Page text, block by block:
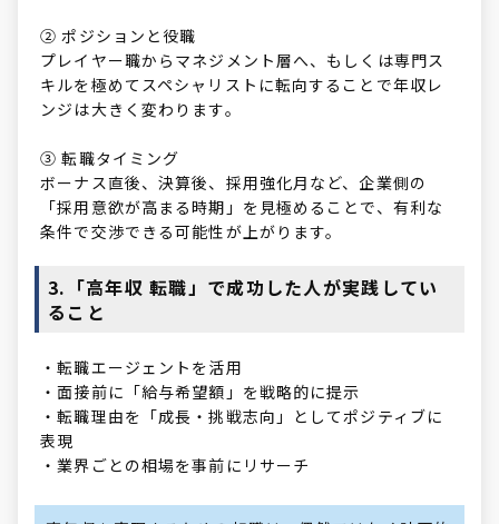
② ポジションと役職
プレイヤー職からマネジメント層へ、もしくは専門ス
キルを極めてスペシャリストに転向することで年収レ
ンジは大きく変わります。
③ 転職タイミング
ボーナス直後、決算後、採用強化月など、企業側の
「採用意欲が高まる時期」を見極めることで、有利な
条件で交渉できる可能性が上がります。
3.「高年収 転職」で成功した人が実践してい
ること
・転職エージェントを活用
・面接前に「給与希望額」を戦略的に提示
・転職理由を「成長・挑戦志向」としてポジティブに
表現
・業界ごとの相場を事前にリサーチ